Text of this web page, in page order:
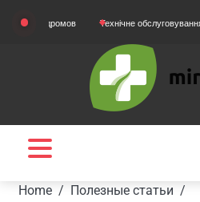
Технічне обслуговування та
Home
Полезные статьи